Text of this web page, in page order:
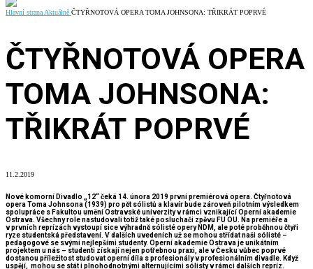
Hlavní strana Aktuálně ČTYŘNOTOVÁ OPERA TOMA JOHNSONA: TŘIKRÁT POPRVÉ
ČTYŘNOTOVÁ OPERA
TOMA JOHNSONA:
TŘIKRÁT POPRVÉ
11.2.2019
Nové komorní Divadlo „12“ čeká 14. února 2019 první premiérová opera. Čtyřnotová
opera Toma Johnsona (1939) pro pět sólistů a klavír bude zároveň pilotním výsledkem
spolupráce s Fakultou umění Ostravské univerzity v rámci vznikající Operní akademie
Ostrava. Všechny role nastudovali totiž také posluchači zpěvu FU OU. Na premiéře a
v prvních reprízách vystoupí sice výhradně sólisté opery NDM, ale poté proběhnou čtyři
ryze studentská představení. V dalších uvedeních už se mohou střídat naši sólisté –
pedagogové se svými nejlepšími studenty. Operní akademie Ostrava je unikátním
projektem u nás – studenti získají nejen potřebnou praxi, ale v Česku vůbec poprvé
dostanou příležitost studovat operní díla s profesionály v profesionálním divadle. Když
uspějí, mohou se stát i plnohodnotnými alternujícími sólisty v rámci dalších repríz.